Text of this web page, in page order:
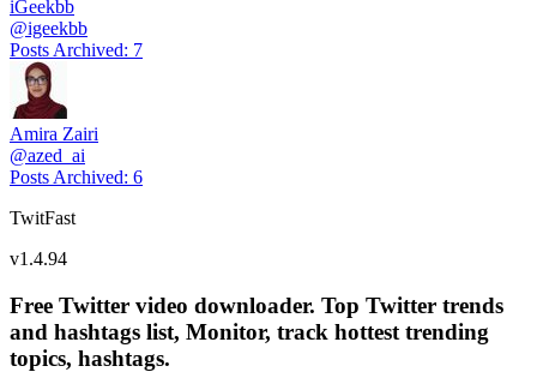
iGeekbb
@igeekbb
Posts Archived: 7
Amira Zairi
@azed_ai
Posts Archived: 6
TwitFast
v1.4.94
Free Twitter video downloader. Top Twitter trends
and hashtags list, Monitor, track hottest trending
topics, hashtags.